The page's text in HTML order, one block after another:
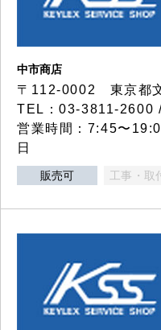
中市商店
〒112-0002 東京都
TEL：03-3811-2600
営業時間：7:45〜
日
販売可 工事・取